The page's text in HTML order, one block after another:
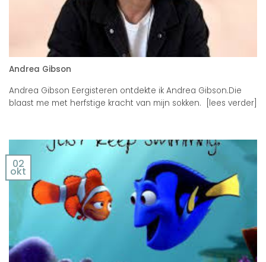
Andrea Gibson
Andrea Gibson Eergisteren ontdekte ik Andrea Gibson.Die
blaast me met herfstige kracht van mijn sokken. [lees verder]
02
okt